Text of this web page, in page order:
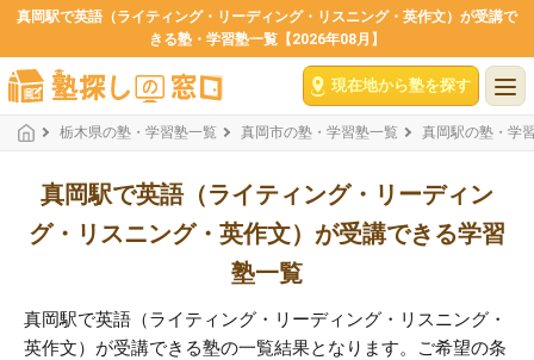
真岡駅で英語（ライティング・リーディング・リスニング・英作文）が受講で
きる塾・学習塾一覧【2026年08月】
現在地から塾を探す
栃木県の塾・学習塾一覧 真岡市の塾・学習塾一覧 真岡駅の塾・学
真岡駅で英語（ライティング・リーディン
グ・リスニング・英作文）が受講できる学習
塾一覧
真岡駅で英語（ライティング・リーディング・リスニング・
英作文）が受講できる塾の一覧結果となります。ご希望の条